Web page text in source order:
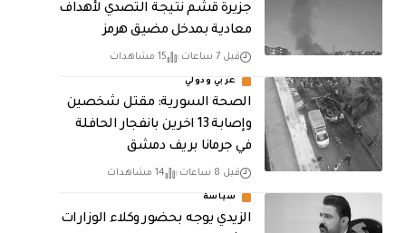
جزيرة قشم نتيجة التصدي لأهداف
معادية بمدخل مضيق هرمز
قبل 7 ساعات 15 مشاهدات
عربي ودولي
الصحة السورية: مقتل شخصين
وإصابة 13 اخرين بانفجار الحافلة
في جرمانا بريف دمشق
قبل 8 ساعات 14 مشاهدات
سياسة
الزيدي يوجه بحضور وكلاء الوزارات